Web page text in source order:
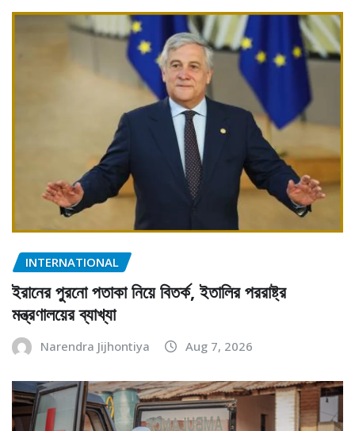
INTERNATIONAL
ইরানের পুরনো পতাকা নিয়ে বিতর্ক, ইতালির পররাষ্ট্র
মন্ত্রণালয়ের ব্যাখ্যা
Narendra Jijhontiya Aug 7, 2026